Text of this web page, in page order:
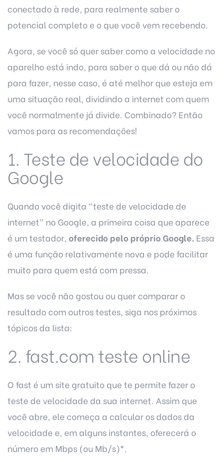
conectado à rede, para realmente saber o
potencial completo e o que você vem recebendo.
Agora, se você só quer saber como a velocidade no
aparelho está indo, para saber o que dá ou não dá
para fazer, nesse caso, é até melhor que esteja em
uma situação real, dividindo a internet com quem
você normalmente já divide. Combinado? Então
vamos para as recomendações!
1. Teste de velocidade do
Google
Quando você digita “teste de velocidade de
internet” no Google, a primeira coisa que aparece
é um testador, oferecido pelo próprio Google. Essa
é uma função relativamente nova e pode facilitar
muito para quem está com pressa.
Mas se você não gostou ou quer comparar o
resultado com outros testes, siga nos próximos
tópicos da lista:
2. fast.com teste online
O fast é um site gratuito que te permite fazer o
teste de velocidade da sua internet. Assim que
você abre, ele começa a calcular os dados da
velocidade e, em alguns instantes, oferecerá o
número em Mbps (ou Mb/s)*.